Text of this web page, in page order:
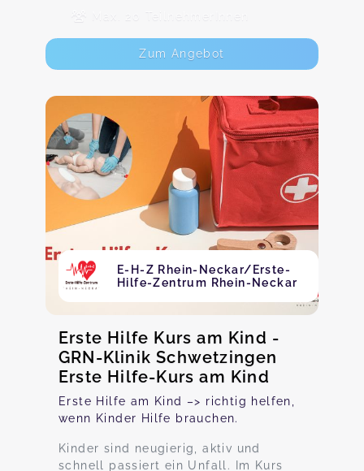
Max. 20 TeilnehmerInnen
Zum Angebot
E-H-Z Rhein-Neckar/Erste-
Hilfe-Zentrum Rhein-Neckar
Erste Hilfe Kurs am Kind -
GRN-Klinik Schwetzingen
Erste Hilfe-Kurs am Kind
Erste Hilfe am Kind –> richtig helfen,
wenn Kinder Hilfe brauchen.
Kinder sind neugierig, aktiv und
schnell passiert ein Unfall. Im Kurs